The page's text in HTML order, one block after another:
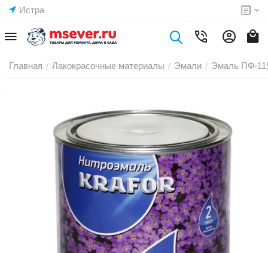
Истра
Главная / Лакокрасочные материалы / Эмали / Эмаль ПФ-